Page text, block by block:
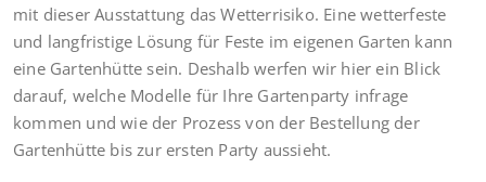
mit dieser Ausstattung das Wetterrisiko. Eine wetterfeste
und langfristige Lösung für Feste im eigenen Garten kann
eine Gartenhütte sein. Deshalb werfen wir hier ein Blick
darauf, welche Modelle für Ihre Gartenparty infrage
kommen und wie der Prozess von der Bestellung der
Gartenhütte bis zur ersten Party aussieht.